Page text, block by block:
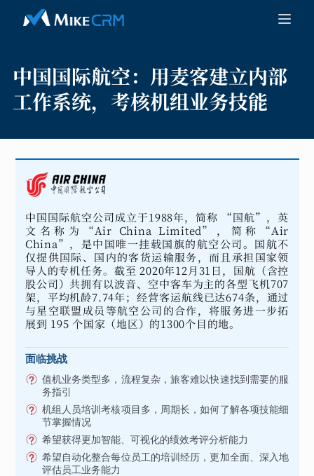
中国国际航空： 用麦客建立内部
工作系统，考核机组业务技能
中国国际航空公司成立于1988年，简称 “国航”，英
文名称为“Air China Limited”，简称“Air
China”，是中国唯一挂载国旗的航空公司。国航不
仅提供国际、国内的客货运输服务，而且承担国家领
导人的专机任务。截至 2020年12月31日，国航（含控
股公司）共拥有以波音、空中客车为主的各型飞机707
架，平均机龄7.74年；经营客运航线已达674条，通过
与星空联盟成员等航空公司的合作，将服务进一步拓
展到 195 个国家（地区）的1300个目的地。
面临挑战
值机业务类型多，流程复杂，旅客难以快速找到需要的服
务指引
机组人员培训考核项目多，周期长，如何了解各项技能细
节掌握情况
希望获得更加智能、可视化的绩效考评分析能力
希望自动化整合每位员工的培训经历，更加全面、深入地
评估员工业务能力